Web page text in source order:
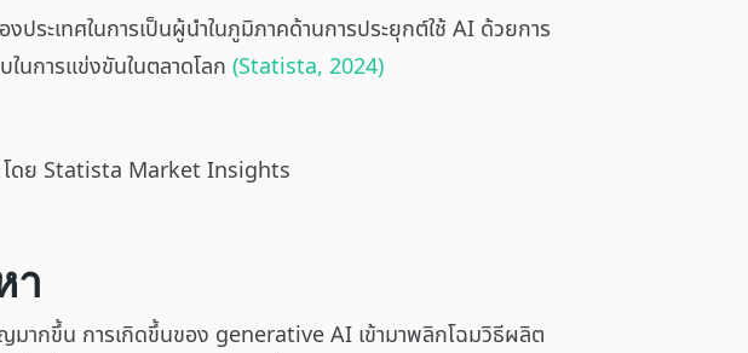
ะเทศในการเป็นผู้นำในภูมิภาคด้านการประยุกต์ใช้ AI ด้วยการ
นการแข่งขันในตลาดโลก (Statista, 2024)
โดย Statista Market Insights
า
มากขึ้น การเกิดขึ้นของ generative AI เข้ามาพลิกโฉมวิธีผลิต